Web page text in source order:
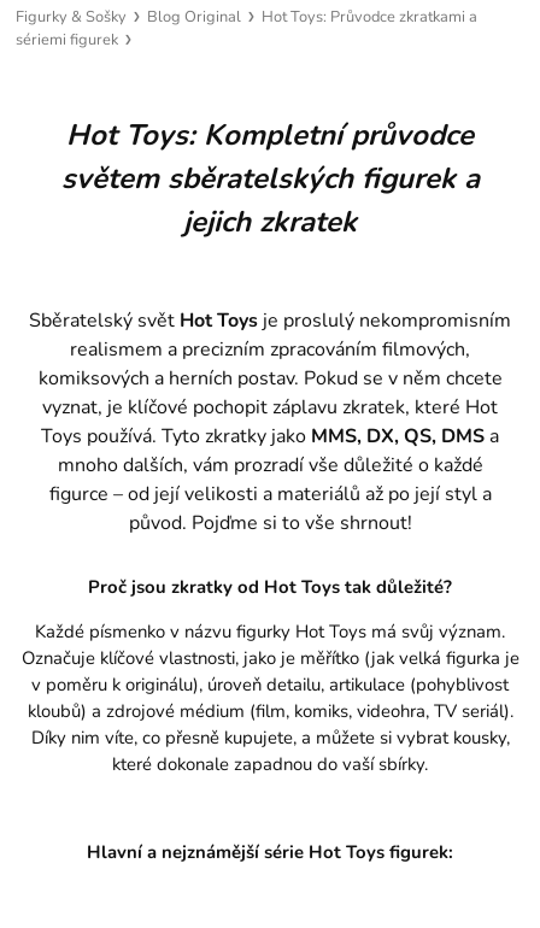
Figurky & Sošky Blog Original
Hot Toys: Průvodce zkratkami a
sériemi figurek
Hot Toys: Kompletní průvodce
světem sběratelských figurek a
jejich zkratek
Sběratelský svět Hot Toys je proslulý nekompromisním
realismem a precizním zpracováním filmových,
komiksových a herních postav. Pokud se v něm chcete
vyznat, je klíčové pochopit záplavu zkratek, které Hot
Toys používá. Tyto zkratky jako MMS, DX, QS, DMS a
mnoho dalších, vám prozradí vše důležité o každé
figurce – od její velikosti a materiálů až po její styl a
původ. Pojďme si to vše shrnout!
Proč jsou zkratky od Hot Toys tak důležité?
Každé písmenko v názvu figurky Hot Toys má svůj význam.
Označuje klíčové vlastnosti, jako je měřítko (jak velká figurka je
v poměru k originálu), úroveň detailu, artikulace (pohyblivost
kloubů) a zdrojové médium (film, komiks, videohra, TV seriál).
Díky nim víte, co přesně kupujete, a můžete si vybrat kousky,
které dokonale zapadnou do vaší sbírky.
Hlavní a nejznámější série Hot Toys figurek: